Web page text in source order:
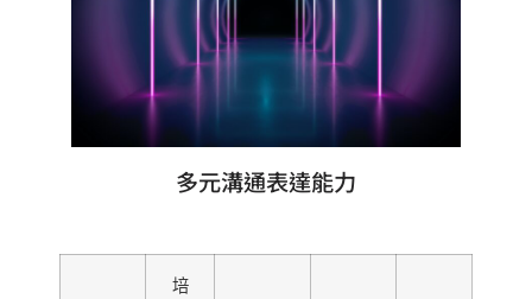
多元溝通表達能力
培